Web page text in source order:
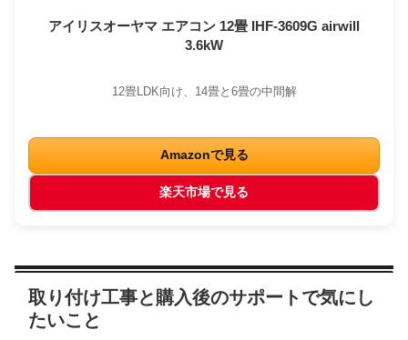
アイリスオーヤマ エアコン 12畳 IHF-3609G airwill
3.6kW
12畳LDK向け、14畳と6畳の中間解
Amazonで見る
楽天市場で見る
取り付け工事と購入後のサポートで気にし
たいこと